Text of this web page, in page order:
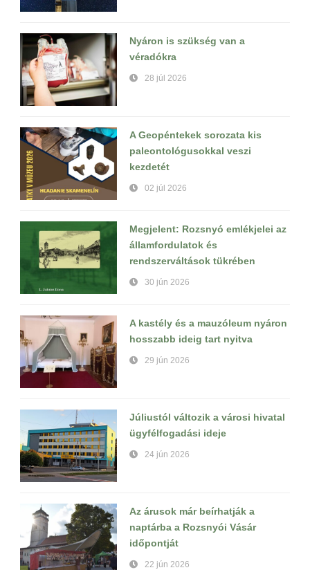
Nyáron is szükség van a
véradókra
28 júl 2026
A Geopéntekek sorozata kis
paleontológusokkal veszi
kezdetét
02 júl 2026
Megjelent: Rozsnyó emlékjelei az
államfordulatok és
rendszerváltások tükrében
30 jún 2026
A kastély és a mauzóleum nyáron
hosszabb ideig tart nyitva
29 jún 2026
Júliustól változik a városi hivatal
ügyfélfogadási ideje
24 jún 2026
Az árusok már beírhatják a
naptárba a Rozsnyói Vásár
időpontját
22 jún 2026